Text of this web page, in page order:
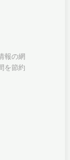
報の網
を節約